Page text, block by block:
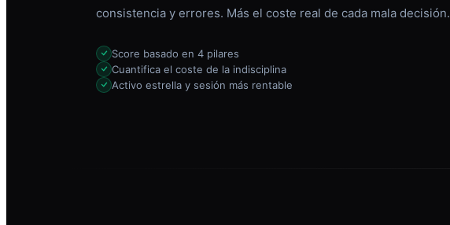
consistencia y errores. Más el coste real de cada mala decisión.
Score basado en 4 pilares
Cuantifica el coste de la indisciplina
Activo estrella y sesión más rentable